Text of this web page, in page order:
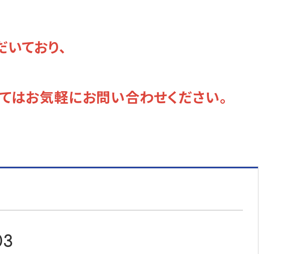
ており、
お気軽にお問い合わせください。